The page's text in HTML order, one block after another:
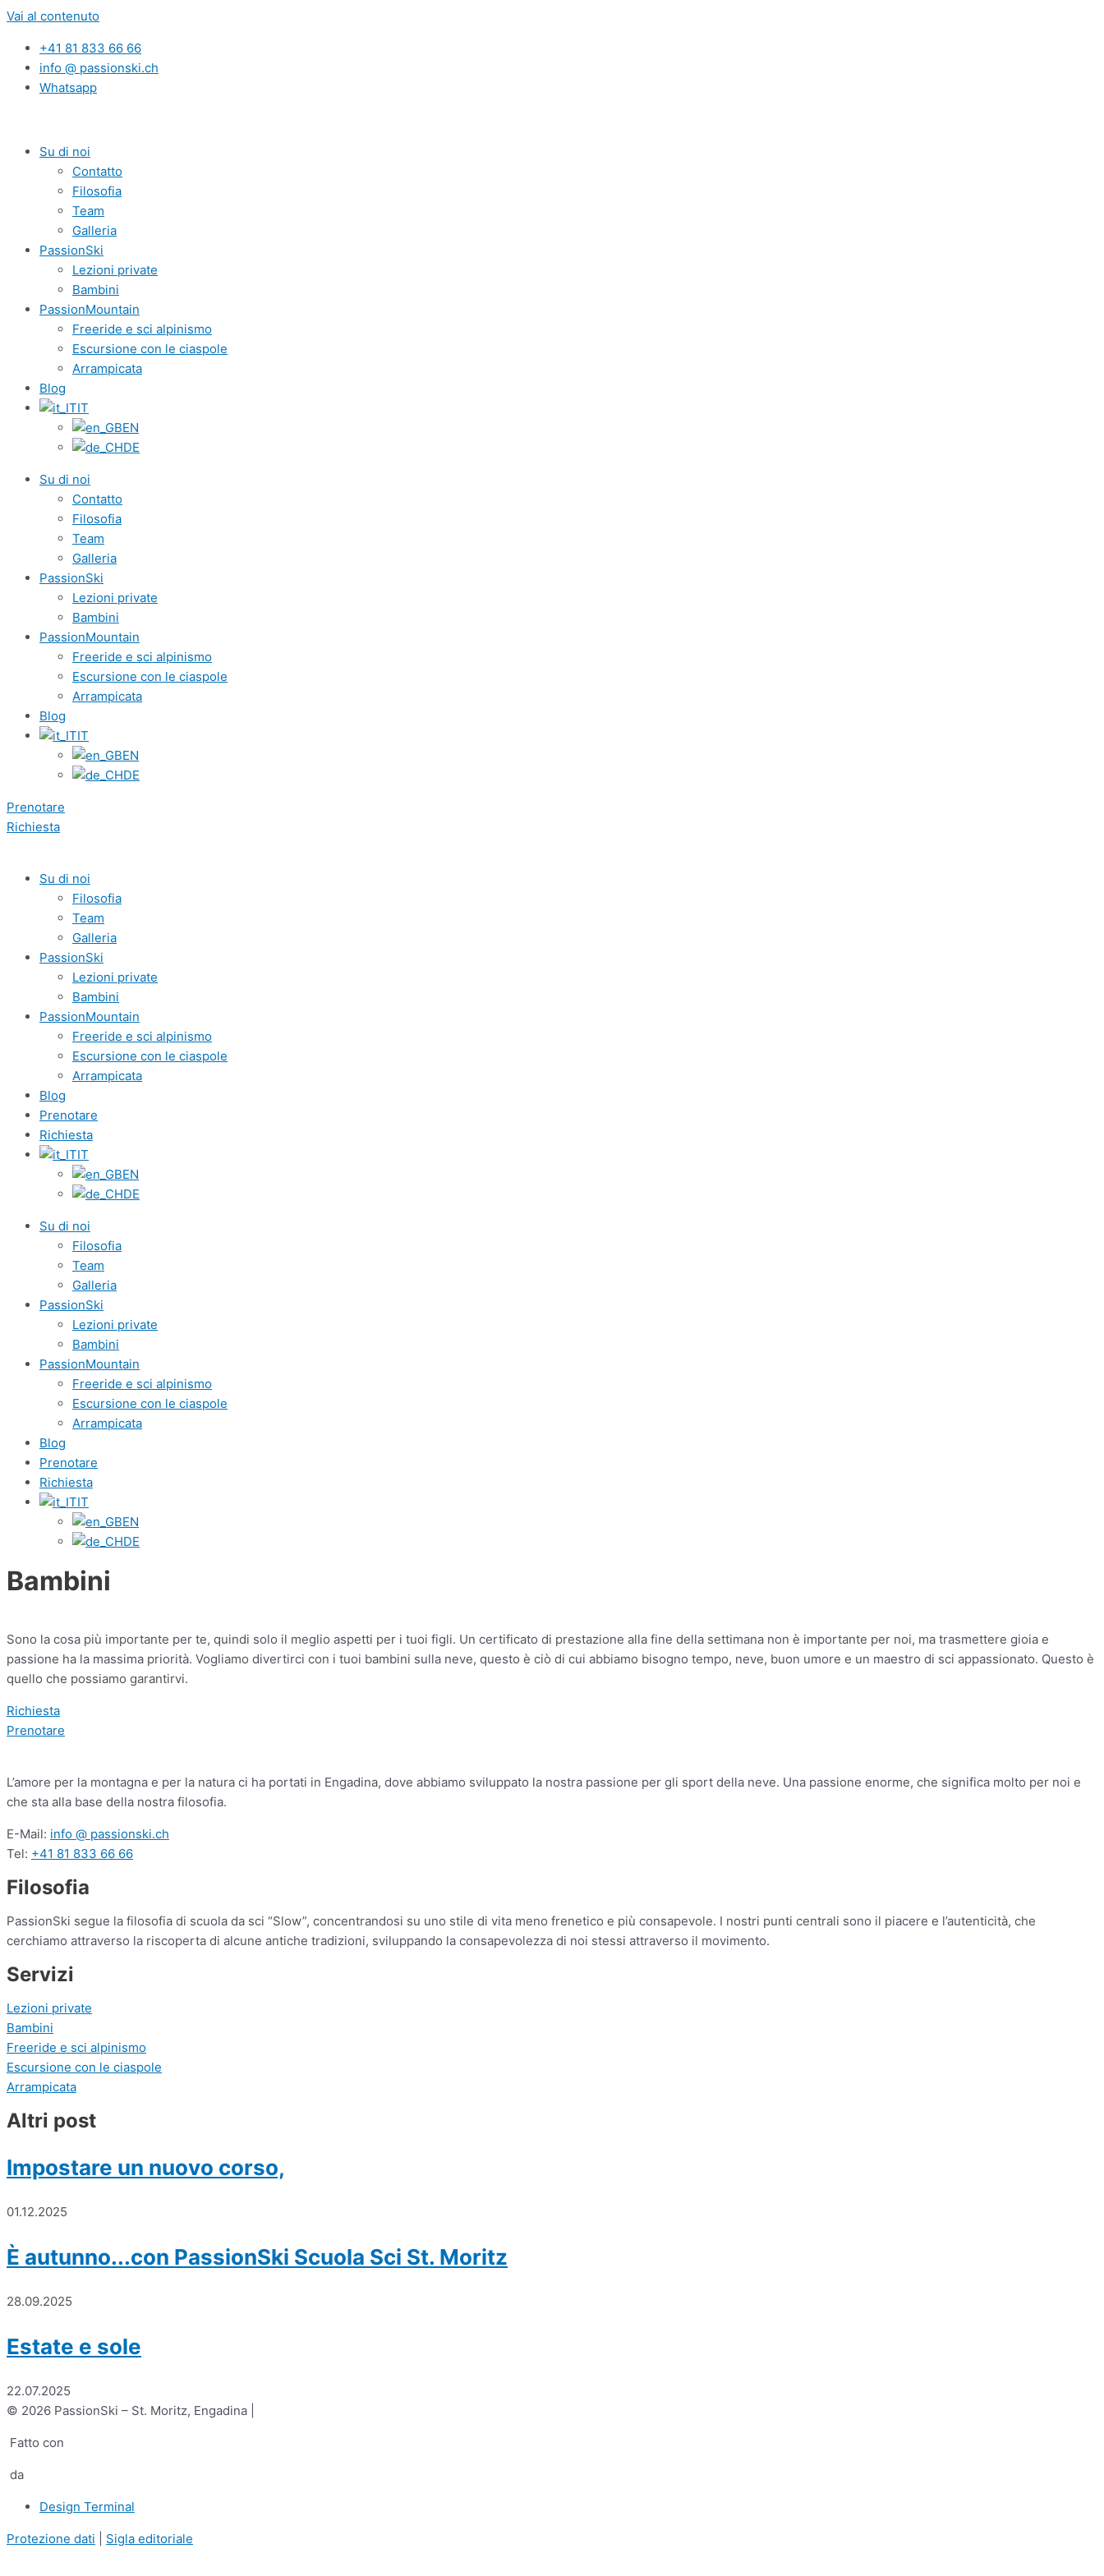
Vai al contenuto
+41 81 833 66 66
info @ passionski.ch
Whatsapp
Su di noi
Contatto
Filosofia
Team
Galleria
PassionSki
Lezioni private
Bambini
PassionMountain
Freeride e sci alpinismo
Escursione con le ciaspole
Arrampicata
Blog
IT
EN
DE
Su di noi
Contatto
Filosofia
Team
Galleria
PassionSki
Lezioni private
Bambini
PassionMountain
Freeride e sci alpinismo
Escursione con le ciaspole
Arrampicata
Blog
IT
EN
DE
Prenotare
Richiesta
Su di noi
Filosofia
Team
Galleria
PassionSki
Lezioni private
Bambini
PassionMountain
Freeride e sci alpinismo
Escursione con le ciaspole
Arrampicata
Blog
Prenotare
Richiesta
IT
EN
DE
Su di noi
Filosofia
Team
Galleria
PassionSki
Lezioni private
Bambini
PassionMountain
Freeride e sci alpinismo
Escursione con le ciaspole
Arrampicata
Blog
Prenotare
Richiesta
IT
EN
DE
Bambini
Sono la cosa più importante per te, quindi solo il meglio aspetti per i tuoi figli. Un certificato di prestazione alla fine della settimana non è importante per noi, ma trasmettere gioia e
passione ha la massima priorità. Vogliamo divertirci con i tuoi bambini sulla neve, questo è ciò di cui abbiamo bisogno tempo, neve, buon umore e un maestro di sci appassionato. Questo è
quello che possiamo garantirvi.
Richiesta
Prenotare
L’amore per la montagna e per la natura ci ha portati in Engadina, dove abbiamo sviluppato la nostra passione per gli sport della neve. Una passione enorme, che significa molto per noi e
che sta alla base della nostra filosofia.
E-Mail: info @ passionski.ch
Tel: +41 81 833 66 66
Filosofia
PassionSki segue la filosofia di scuola da sci “Slow”, concentrandosi su uno stile di vita meno frenetico e più consapevole. I nostri punti centrali sono il piacere e l’autenticità, che
cerchiamo attraverso la riscoperta di alcune antiche tradizioni, sviluppando la consapevolezza di noi stessi attraverso il movimento.
Servizi
Lezioni private
Bambini
Freeride e sci alpinismo
Escursione con le ciaspole
Arrampicata
Altri post
Impostare un nuovo corso,
01.12.2025
È autunno...con PassionSki Scuola Sci St. Moritz
28.09.2025
Estate e sole
22.07.2025
© 2026 PassionSki – St. Moritz, Engadina |
Fatto con
da
Design Terminal
Protezione dati Sigla editoriale